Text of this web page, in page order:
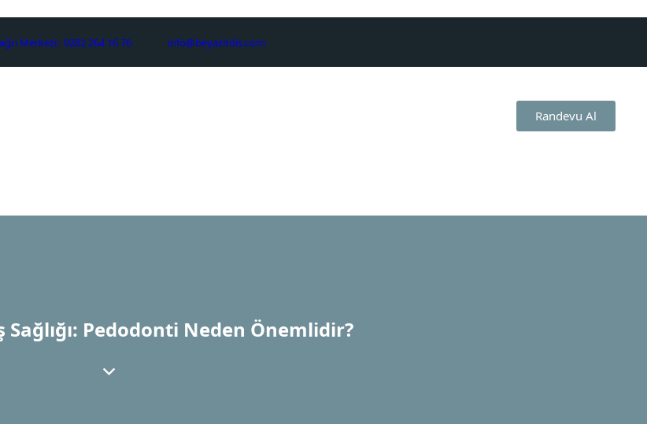
Merkezi: 0282 264 16 76 info@beyazitdis.com
Randevu Al
Sağlığı: Pedodonti Neden Önemlidir?